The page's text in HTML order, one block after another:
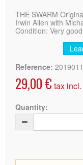
THE SWARM
Irwin Allen with
Condition: Very
Reference:
29,00 € tax incl.
Quantity: